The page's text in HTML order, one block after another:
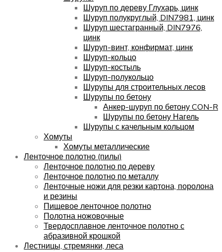
Шуруп по дереву Глухарь, цинк
Шуруп полукруглый, DIN7981, цинк
Шуруп шестагранный, DIN7976,
цинк
Шуруп-винт, конфирмат, цинк
Шуруп-кольцо
Шуруп-костыль
Шуруп-полукольцо
Шурупы для строительных лесов
Шурупы по бетону
Анкер-шуруп по бетону CON-R
Шурупы по бетону Нагель
Шурупы с качельным кольцом
Хомуты
Хомуты металлические
Ленточное полотно (пилы)
Ленточное полотно по дереву
Ленточное полотно по металлу
Ленточные ножи для резки картона, поролона
и резины
Пищевое ленточное полотно
Полотна ножовочные
Твердосплавное ленточное полотно с
абразивной крошкой
Лестницы, стремянки, леса